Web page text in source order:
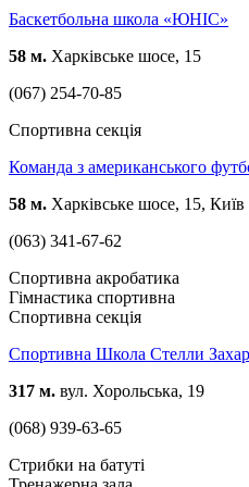
Баскетбольна школа «ЮНІС»
58 м. Харківське шосе, 15
(067) 254-70-85
Спортивна секція
Команда з американського
58 м. Харківське шосе, 15, Київ
(063) 341-67-62
Спортивна акробатика
Гімнастика спортивна
Спортивна секція
Спортивна Школа Стелли
317 м. вул. Хорольська, 19
(068) 939-63-65
Стрибки на батуті